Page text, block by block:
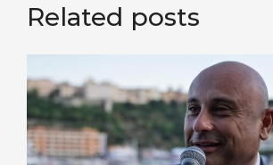
Related posts